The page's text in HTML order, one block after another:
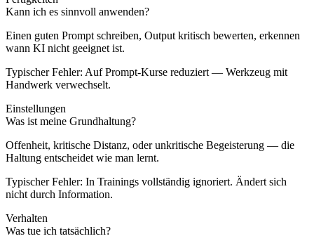
Kann ich es sinnvoll anwenden?
Einen guten Prompt schreiben, Output kritisch bewerten, erkennen
wann KI nicht geeignet ist.
Typischer Fehler: Auf Prompt-Kurse reduziert — Werkzeug mit
Handwerk verwechselt.
Einstellungen
Was ist meine Grundhaltung?
Offenheit, kritische Distanz, oder unkritische Begeisterung — die
Haltung entscheidet wie man lernt.
Typischer Fehler: In Trainings vollständig ignoriert. Ändert sich
nicht durch Information.
Verhalten
Was tue ich tatsächlich?